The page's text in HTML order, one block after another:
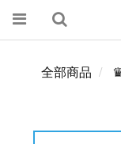
全部商品